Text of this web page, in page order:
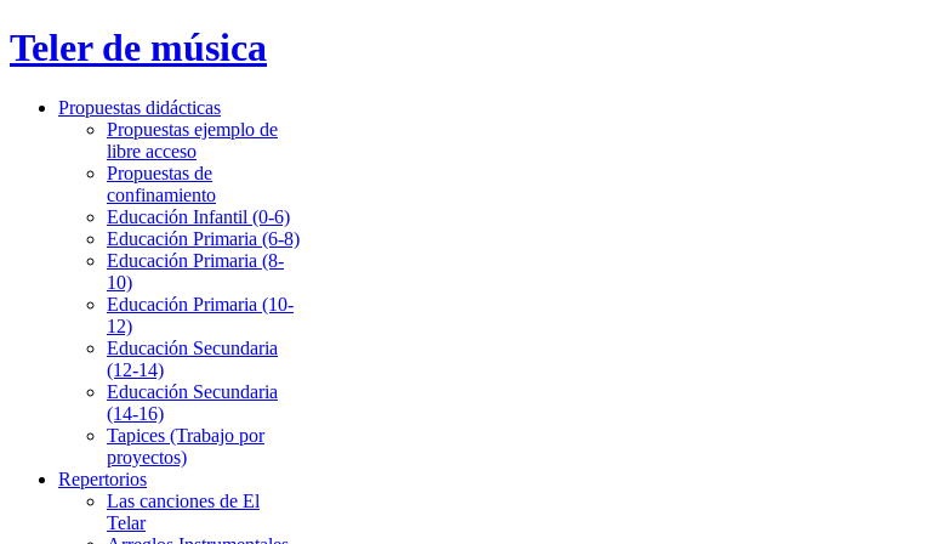
Teler de música
Propuestas didácticas
Propuestas ejemplo de
libre acceso
Propuestas de
confinamiento
Educación Infantil (0-6)
Educación Primaria (6-8)
Educación Primaria (8-
10)
Educación Primaria (10-
12)
Educación Secundaria
(12-14)
Educación Secundaria
(14-16)
Tapices (Trabajo por
proyectos)
Repertorios
Las canciones de El
Telar